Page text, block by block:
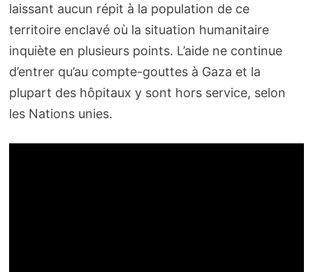
laissant aucun répit à la population de ce
territoire enclavé où la situation humanitaire
inquiète en plusieurs points. L’aide ne continue
d’entrer qu’au compte-gouttes à Gaza et la
plupart des hôpitaux y sont hors service, selon
les Nations unies.